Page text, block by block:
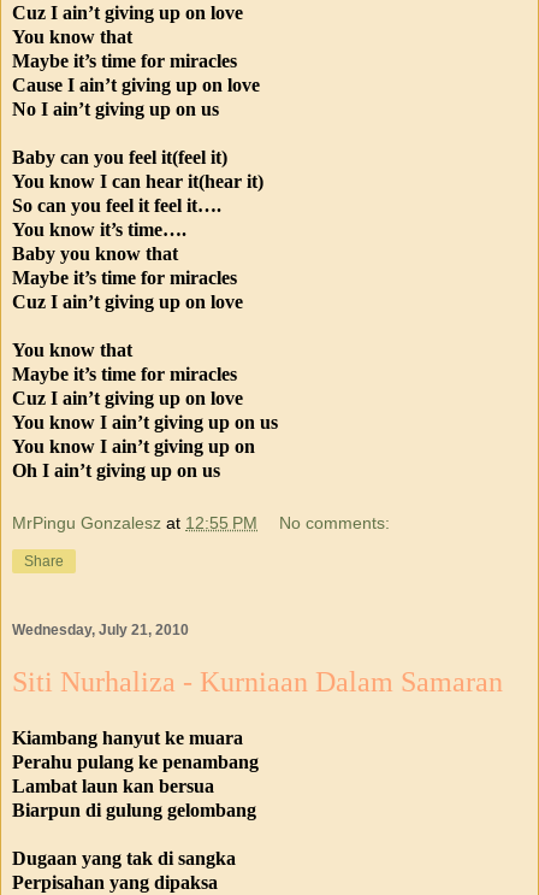
Cuz I ain’t giving up on love
You know that
Maybe it’s time for miracles
Cause I ain’t giving up on love
No I ain’t giving up on us
Baby can you feel it(feel it)
You know I can hear it(hear it)
So can you feel it feel it….
You know it’s time….
Baby you know that
Maybe it’s time for miracles
Cuz I ain’t giving up on love
You know that
Maybe it’s time for miracles
Cuz I ain’t giving up on love
You know I ain’t giving up on us
You know I ain’t giving up on
Oh I ain’t giving up on us
MrPingu Gonzalesz at 12:55 PM No comments:
Share
Wednesday, July 21, 2010
Siti Nurhaliza - Kurniaan Dalam Samaran
Kiambang hanyut ke muara
Perahu pulang ke penambang
Lambat laun kan bersua
Biarpun di gulung gelombang
Dugaan yang tak di sangka
Perpisahan yang dipaksa